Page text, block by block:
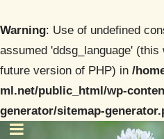
Warning: Use of undefined
assumed 'ddsg_language'
future version of PHP) in /
ml.net/public_html/wp-
generator/sitemap-